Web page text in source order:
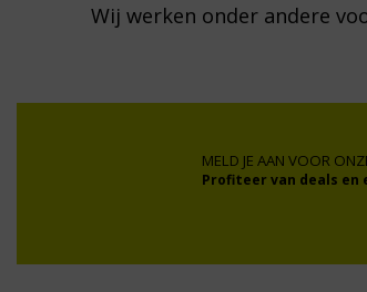
Wij werken onder andere
MELD JE AAN VOOR
Profiteer van deals en